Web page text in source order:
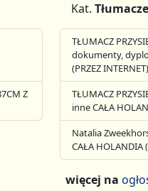
Z
Kat. Tłumacze
TŁUMACZ
dokumenty,
(PRZEZ INTERNET)
TŁUMACZ
inne CAŁA
Natalia
CAŁA HOLANDIA
więcej na